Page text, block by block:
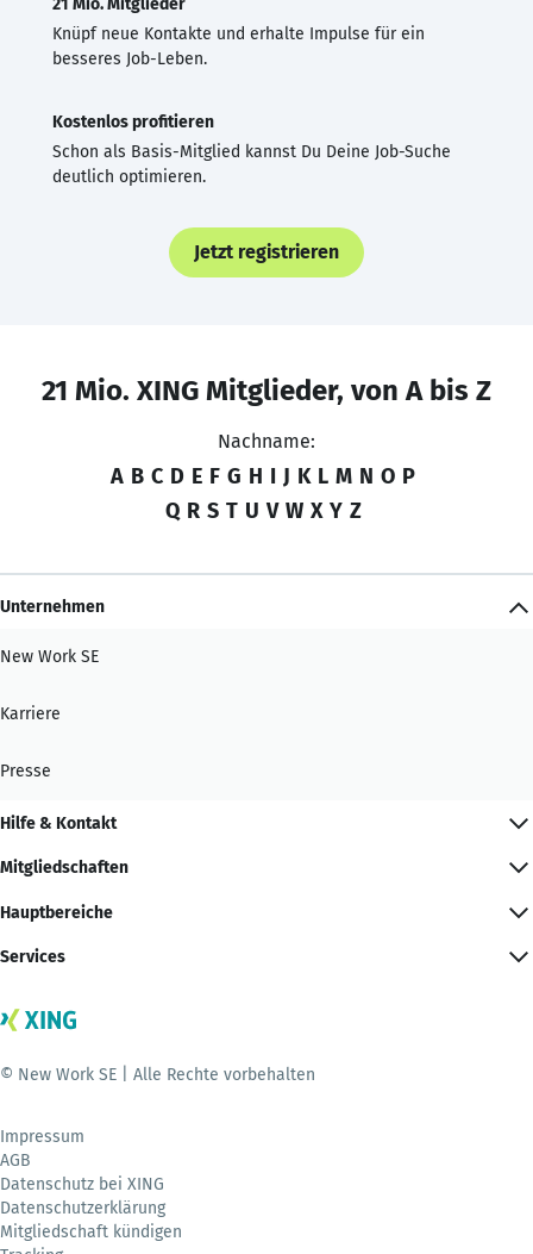
Knüpf neue Kontakte und erhalte Impulse für ein
besseres Job-Leben.
Kostenlos profitieren
Schon als Basis-Mitglied kannst Du Deine Job-Suche
deutlich optimieren.
Jetzt registrieren
21 Mio. XING Mitglieder, von A bis Z
Nachname:
A B C D E F G H I J K L M N O P
Q R S T U V W X Y Z
Unternehmen
New Work SE
Karriere
Presse
Hilfe & Kontakt
Mitgliedschaften
Hauptbereiche
Services
© New Work SE | Alle Rechte vorbehalten
Impressum
AGB
Datenschutz bei XING
Datenschutzerklärung
Mitgliedschaft kündigen